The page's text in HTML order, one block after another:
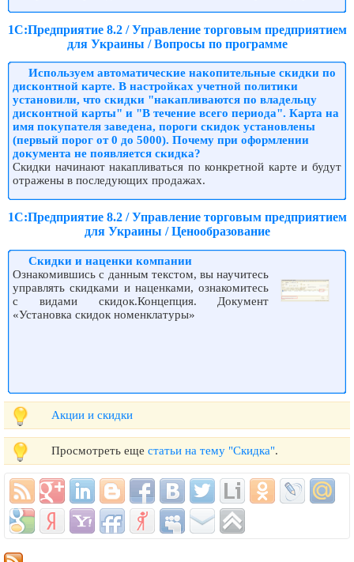
1С:Предприятие 8.2 / Управление торговым предприятием
для Украины / Вопросы по программе
Используем автоматические накопительные скидки по
дисконтной карте. В настройках учетной политики
установили, что скидки "накапливаются по владельцу
дисконтной карты" и "В течение всего периода". Карта на
имя покупателя заведена, пороги скидок установлены
(первый порог от 0 до 5000). Почему при оформлении
документа не появляется скидка?
Скидки начинают накапливаться по конкретной карте и будут
отражены в последующих продажах.
1С:Предприятие 8.2 / Управление торговым предприятием
для Украины / Ценообразование
Скидки и наценки компании
Ознакомившись с данным текстом, вы научитесь
управлять скидками и наценками, ознакомитесь
с видами скидок.Концепция. Документ
«Установка скидок номенклатуры»
Акции и скидки
Просмотреть еще статьи на тему "Скидка".